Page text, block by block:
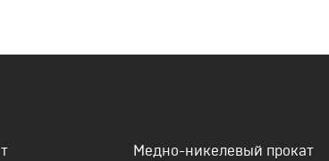
Медно-никелевый прокат